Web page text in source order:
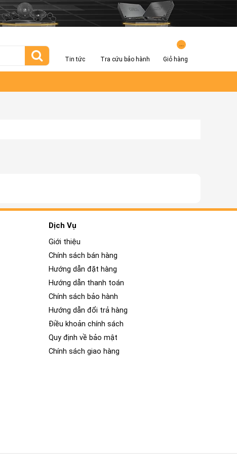
Tin tức Tra cứu bảo hành Giỏ hàng
Dịch Vụ
Giới thiệu
Chính sách bán hàng
Hướng dẫn đặt hàng
Hướng dẫn thanh toán
Chính sách bảo hành
Hướng dẫn đổi trả hàng
Điều khoản chính sách
Quy định về bảo mật
Chính sách giao hàng